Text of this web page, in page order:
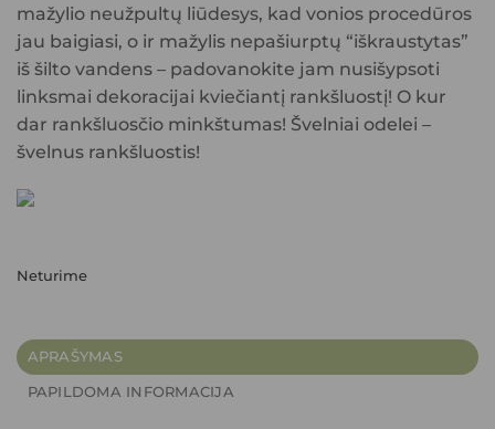
mažylio neužpultų liūdesys, kad vonios procedūros
jau baigiasi, o ir mažylis nepašiurptų “iškraustytas”
iš šilto vandens – padovanokite jam nusišypsoti
linksmai dekoracijai kviečiantį rankšluostį! O kur
dar rankšluosčio minkštumas! Švelniai odelei –
švelnus rankšluostis!
Neturime
APRAŠYMAS
PAPILDOMA INFORMACIJA